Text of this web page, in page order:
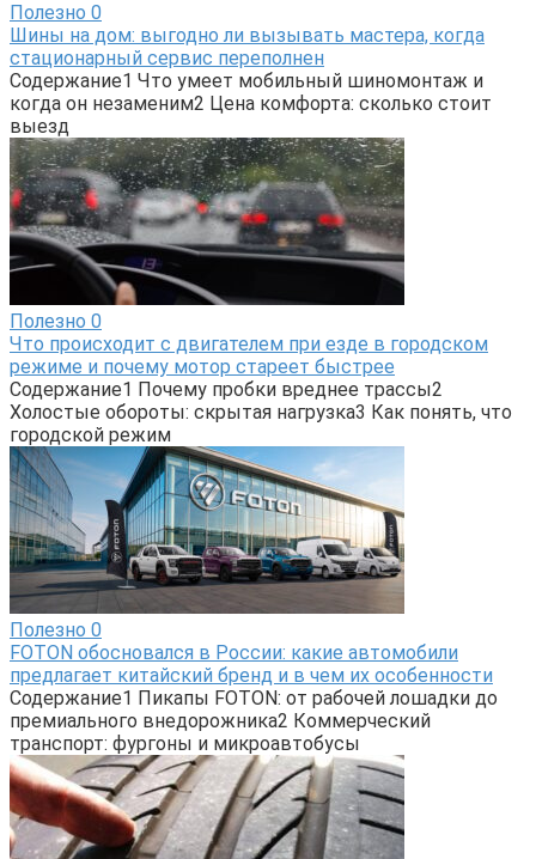
Полезно 0
Шины на дом: выгодно ли вызывать мастера, когда
стационарный сервис переполнен
Содержание1 Что умеет мобильный шиномонтаж и
когда он незаменим2 Цена комфорта: сколько стоит
выезд
Полезно 0
Что происходит с двигателем при езде в городском
режиме и почему мотор стареет быстрее
Содержание1 Почему пробки вреднее трассы2
Холостые обороты: скрытая нагрузка3 Как понять, что
городской режим
Полезно 0
FOTON обосновался в России: какие автомобили
предлагает китайский бренд и в чем их особенности
Содержание1 Пикапы FOTON: от рабочей лошадки до
премиального внедорожника2 Коммерческий
транспорт: фургоны и микроавтобусы